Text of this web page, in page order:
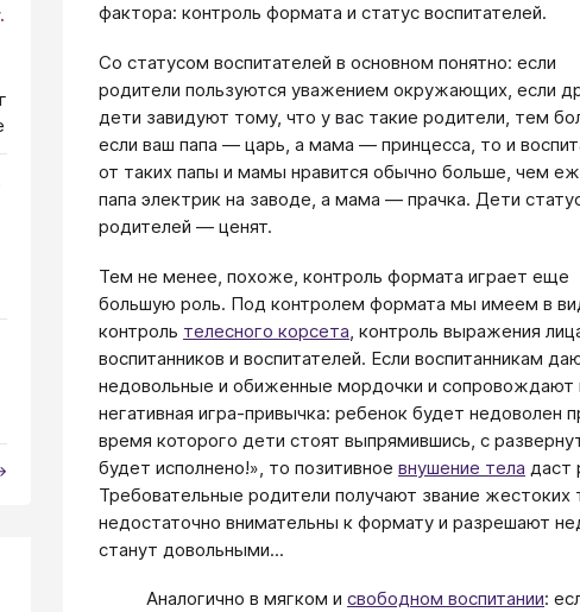
фактора: контроль формата и статус воспитателей.
Со статусом воспитателей в основном понятно: если
родители пользуются уважением окружающих, если
дети завидуют тому, что у вас такие родители, тем
если ваш папа — царь, а мама — принцесса, то и
от таких папы и мамы нравится обычно больше, чем
папа электрик на заводе, а мама — прачка. Дети
родителей — ценят.
Тем не менее, похоже, контроль формата играет еще
большую роль. Под контролем формата мы имеем в
контроль телесного корсета , контроль выражения
воспитанников и воспитателей. Если воспитанникам
недовольные и обиженные мордочки и сопровождают
негативная игра-привычка: ребенок будет
время которого дети стоят выпрямившись, с
будет исполнено!», то позитивное внушение тела даст
Требовательные родители получают звание
недостаточно внимательны к формату и разрешают
станут довольными...
Аналогично в мягком и свободном воспитании: